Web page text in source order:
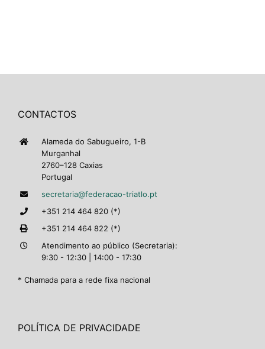
CONTACTOS
Alameda do Sabugueiro, 1-B
Murganhal
2760–128 Caxias
Portugal
secretaria@federacao-triatlo.pt
+351 214 464 820 (*)
+351 214 464 822 (*)
Atendimento ao público (Secretaria):
9:30 - 12:30 | 14:00 - 17:30
* Chamada para a rede fixa nacional
POLÍTICA DE PRIVACIDADE